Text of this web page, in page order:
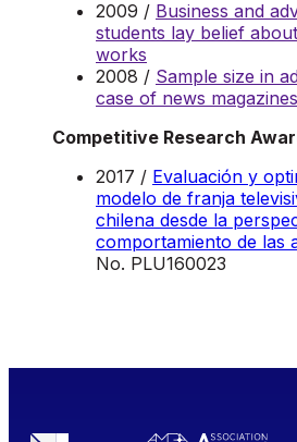
2009 / Business and
students lay belief
works
2008 / Sample size in
case of news
Competitive Research
2017 / Evaluación y
modelo de franja
chilena desde la
comportamiento de las
No. PLU160023